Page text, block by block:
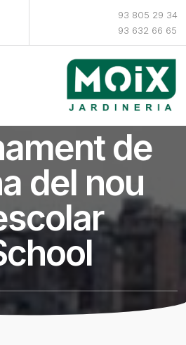
93 805 29 34
93 632 66 65
de
del nou